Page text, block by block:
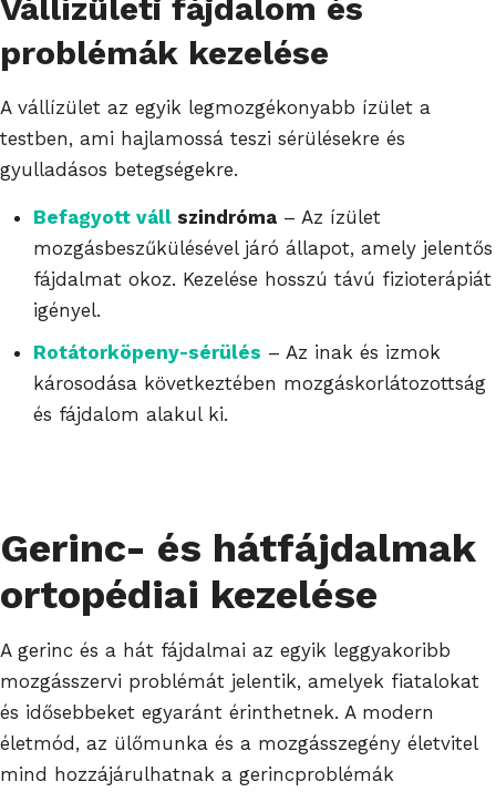
Vállízületi fájdalom és
problémák kezelése
A vállízület az egyik legmozgékonyabb ízület a
testben, ami hajlamossá teszi sérülésekre és
gyulladásos betegségekre.
Befagyott váll szindróma – Az ízület
mozgásbeszűkülésével járó állapot, amely jelentős
fájdalmat okoz. Kezelése hosszú távú fizioterápiát
igényel.
Rotátorköpeny-sérülés – Az inak és izmok
károsodása következtében mozgáskorlátozottság
és fájdalom alakul ki.
Gerinc- és hátfájdalmak
ortopédiai kezelése
A gerinc és a hát fájdalmai az egyik leggyakoribb
mozgásszervi problémát jelentik, amelyek fiatalokat
és idősebbeket egyaránt érinthetnek. A modern
életmód, az ülőmunka és a mozgásszegény életvitel
mind hozzájárulhatnak a gerincproblémák